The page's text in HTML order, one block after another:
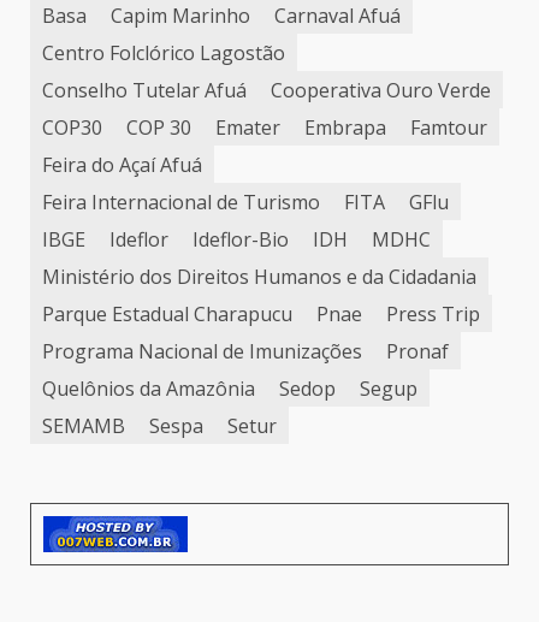
Basa
Capim Marinho
Carnaval Afuá
Centro Folclórico Lagostão
Conselho Tutelar Afuá
Cooperativa Ouro Verde
COP30
COP 30 Emater Embrapa
Famtour
Feira do Açaí Afuá
Feira Internacional de Turismo
FITA
GFlu
IBGE
Ideflor Ideflor-Bio IDH
MDHC
Ministério dos Direitos Humanos e da Cidadania
Parque Estadual Charapucu
Pnae
Press Trip
Programa Nacional de Imunizações
Pronaf
Quelônios da Amazônia
Sedop
Segup
SEMAMB
Sespa Setur